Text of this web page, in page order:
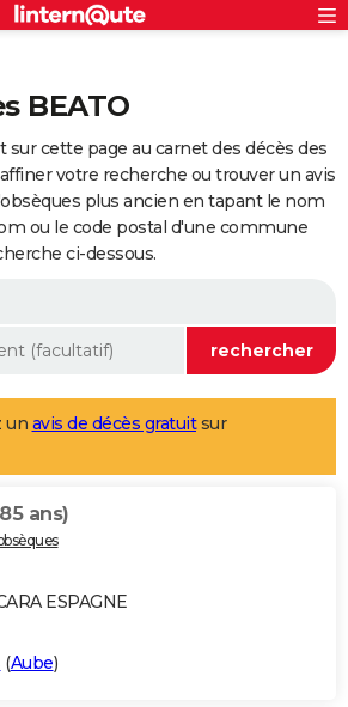
BEATO
cette page au carnet des décès des
votre recherche ou trouver un avis
plus ancien en tapant le nom
ou le code postal d'une commune
ci-dessous.
un avis de décès gratuitsur
ans)
ESPAGNE
(Aube)